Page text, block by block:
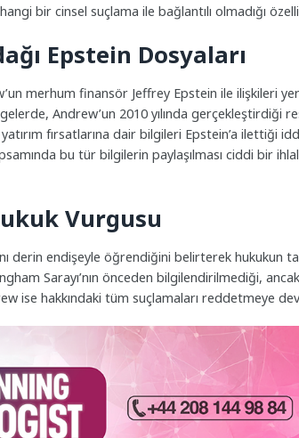
bir cinsel suçlama ile bağlantılı olmadığı
Epstein Dosyaları
merhum finansör Jeffrey Epstein ile ilişkileri
Andrew’un 2010 yılında gerçekleştirdiği
fırsatlarına dair bilgileri Epstein’a ilettiği
bu tür bilgilerin paylaşılması ciddi bir
Vurgusu
derin endişeyle öğrendiğini belirterek hukukun
Sarayı’nın önceden bilgilendirilmediği,
ise hakkındaki tüm suçlamaları reddetmeye